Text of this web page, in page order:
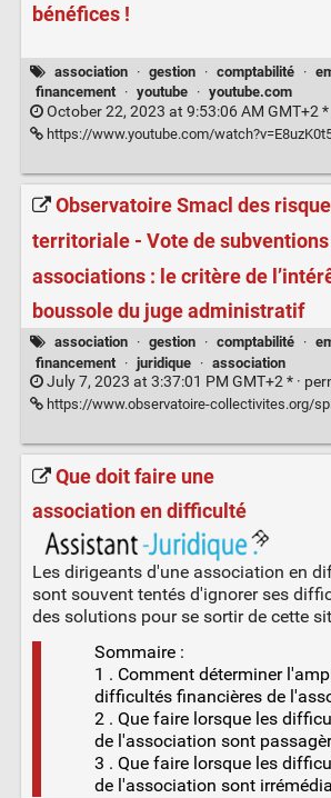
bénéfices !
association · gestion · comptabilité ·
financement
· youtube · youtube.com
October 22, 2023 at 9:53:06 AM GMT+2 *
https://www.youtube.com/
Observatoire Smacl des
territoriale - Vote de
associations : le critère de
boussole du juge administratif
association · gestion · comptabilité ·
financement
· juridique · association
July 7, 2023 at 3:37:01 PM GMT+2 * ·
https://www.observatoire-collectivites.org/
Que doit faire une
association en difficulté
Les dirigeants d'une association en
sont souvent tentés d'ignorer ses
des solutions pour se sortir de cette
Sommaire :
1 . Comment déterminer
difficultés financières de
2 . Que faire lorsque les
de l'association sont
3 . Que faire lorsque les
de l'association sont